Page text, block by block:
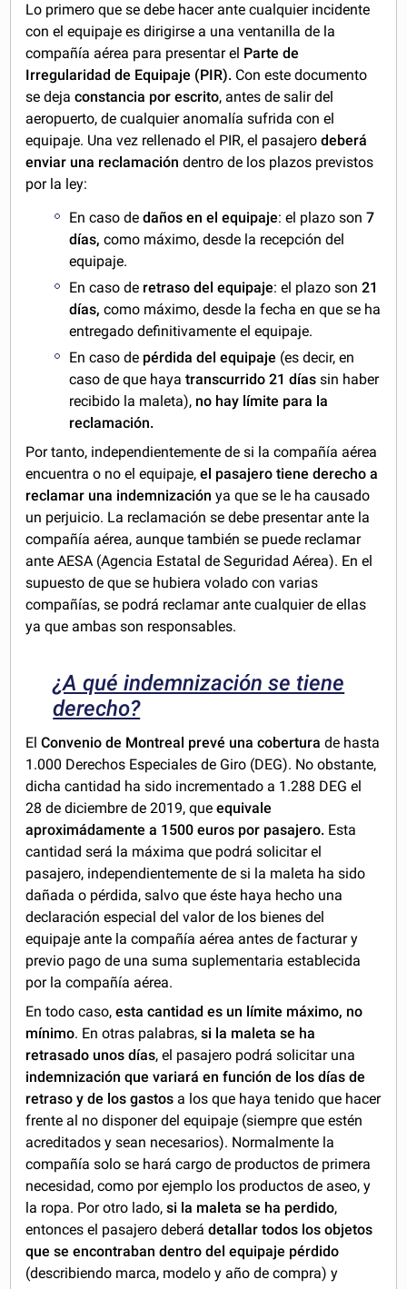
Lo primero que se debe hacer ante cualquier incidente
con el equipaje es dirigirse a una ventanilla de la
compañía aérea para presentar el Parte de
Irregularidad de Equipaje (PIR). Con este documento
se dejaconstancia por escrito, antes de salir del
aeropuerto, de cualquier anomalía sufrida con el
equipaje. Una vez rellenado el PIR, el pasajerodeberá
enviar una reclamación dentro de los plazos previstos
por la ley:
En caso dedaños en el equipaje: el plazo son7
días, como máximo, desde la recepción del
equipaje.
En caso de retraso del equipaje: el plazo son21
días, como máximo, desde la fecha en que se ha
entregado definitivamente el equipaje.
En caso de pérdida del equipaje (es decir, en
caso de que hayatranscurrido 21 días sin haber
recibido la maleta), no hay límite para la
reclamación.
Por tanto, independientemente de si la compañía aérea
encuentra o no el equipaje, el pasajero tiene derecho a
reclamar una indemnización ya que se le ha causado
un perjuicio. La reclamación se debe presentar ante la
compañía aérea, aunque también se puede reclamar
ante AESA (Agencia Estatal de Seguridad Aérea). En el
supuesto de que se hubiera volado con varias
compañías, se podrá reclamar ante cualquier de ellas
ya que ambas son responsables.
¿A qué indemnización se tiene
derecho?
ElConvenio de Montreal prevé una cobertura de hasta
1.000 Derechos Especiales de Giro (DEG). No obstante,
dicha cantidad ha sido incrementado a 1.288 DEG el
28 de diciembre de 2019, queequivale
aproximádamente a 1500 euros por pasajero. Esta
cantidad será la máxima que podrá solicitar el
pasajero, independientemente de si la maleta ha sido
dañada o pérdida, salvo que éste haya hecho una
declaración especial del valor de los bienes del
equipaje ante la compañía aérea antes de facturar y
previo pago de una suma suplementaria establecida
por la compañía aérea.
En todo caso,esta cantidad es un límite máximo, no
mínimo. En otras palabras,si la maleta se ha
retrasado unos días, el pasajero podrá solicitar una
indemnización que variará en función de los días de
retraso y de los gastos a los que haya tenido que hacer
frente al no disponer del equipaje (siempre que estén
acreditados y sean necesarios). Normalmente la
compañía solo se hará cargo de productos de primera
necesidad, como por ejemplo los productos de aseo, y
la ropa. Por otro lado,si la maleta se ha perdido,
entonces el pasajero deberádetallar todos los objetos
que se encontraban dentro del equipaje pérdido
(describiendo marca, modelo y año de compra) y